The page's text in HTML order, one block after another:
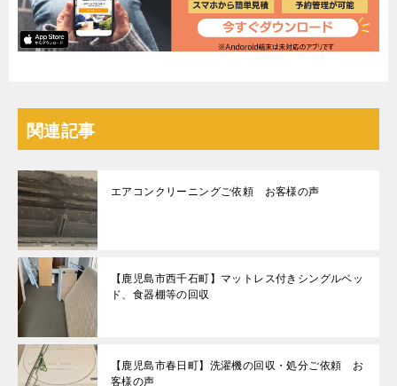
関連記事
エアコンクリーニングご依頼 お客様の声
【鹿児島市西千石町】マットレス付きシングルベッ
ド、食器棚等の回収
【鹿児島市春日町】洗濯機の回収・処分ご依頼 お
客様の声